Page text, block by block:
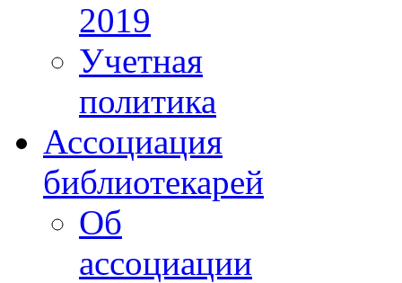
2019
Учетная
политика
Ассоциация
библиотекарей
Об
ассоциации